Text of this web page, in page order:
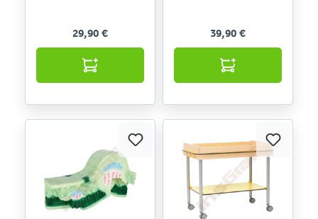
29,90 € 39,90 €